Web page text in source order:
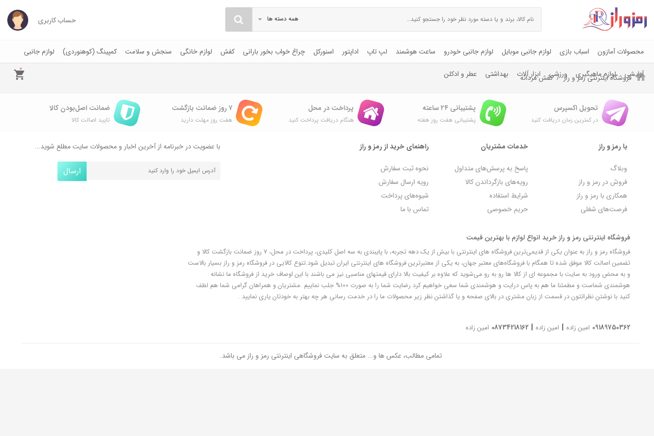
همه دسته ها حساب کاربری
محصولات آمازون اسباب بازی لوازم جانبی موبایل لوازم جانبی خودرو ساعت هوشمند لپ تاپ اداپتور اسنورکل چراغ خواب بخور بارانی کفش لوازم خانگی سنجش و سلامت کمپینگ (کوهنوردی) لوازم جانبی
آرایشی لوازم ماهیگیری ورزشی ابزار آلات بهداشتی عطر و ادکلن
0
فروشگاه اینترنتی رمز و راز کفش مردانه
تحویل اکسپرس
در کمترین زمان دریافت کنید
پشتیبانی ۲۴ ساعته
پشتیبانی هفت روز هفته
پرداخت در محل
هنگام دریافت پرداخت کنید
۷ روز ضمانت بازگشت
هفت روز مهلت دارید
ضمانت اصل‌بودن کالا
تایید اصالت کالا
با رمز و راز
وبلاگ
فروش در رمز و راز
همکاری با رمز و راز
فرصت‌های شغلی
خدمات مشتریان
پاسخ به پرسش‌های متداول
رویه‌های بازگرداندن کالا
شرایط استفاده
حریم خصوصی
راهنمای خرید از رمز و راز
نحوه ثبت سفارش
رویه ارسال سفارش
شیوه‌های پرداخت
تماس با ما
با عضویت در خبرنامه از آخرین اخبار و محصولات سایت مطلع شوید...
ارسال
فروشگاه اینترنتی رمز و راز خرید انواع لوازم با بهترین قیمت
فروشگاه رمز و راز به عنوان یکی از قدیمی‌ترین فروشگاه های اینترنتی با بیش از یک دهه تجربه، با پایبندی به سه اصل کلیدی، پرداخت در محل، 7 روز ضمانت بازگشت کالا و
تضمین اصالت کالا موفق شده تا همگام با فروشگاه‌های معتبر جهان، به یکی از معتبرترین فروشگاه های اینترنتی ایران تبدیل شود.تنوع کالایی در فروشگاه رمز و راز بسیار بالاست
و به محض ورود به سایت با مجموعه ای از کالا ها رو به رو می‌شوید که علاوه بر کیفیت بالا دارای قیمتهای مناسبی نیز می باشند با این اوصاف خرید از فروشگاه ما نشانه
هوشمندی شماست و مطمئنا ما هم به پاس درایت و هوشمندی شما سعی خواهیم کرد رضایت شما را به صورت 100% جلب نماییم .مشتریان و همراهان گرامی شما هم لطف
کنید با نوشتن نظراتتون در قسمت از زبان مشتری در بالای صفحه و یا گذاشتن نظر زیر محصولات ما را در خدمت رسانی هر چه بهتر به خودتان یاری نمایید .
09189750362 امین زاده | امین زاده |
08734218162 امین زاده
تمامی مطالب، عکس ها و... متعلق به سایت فروشگاهی اینترنتی رمز و راز می باشد.